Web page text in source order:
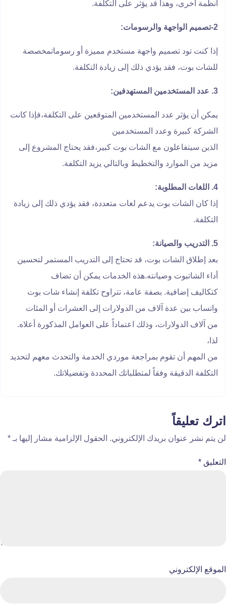
أنظمة أخرى، وهذا قد يؤثر على التكلفة.
2-تصميم الواجهة والرسومات:
إذا كنت تود تصميم واجهة مستخدم مميزة أو رسوماتمخصصة
للشات بوت، فقد يؤدي ذلك إلى زيادة التكلفة.
3. عدد المستخدمين المستهدفين:
يمكن أن يؤثر عدد المستخدمين المتوقعين على التكلفة،فإذا كانت
الشركة كبيرة وعدد المستخدمين
الذين سيتفاعلون مع الشات بوت كبير،فقد يحتاج المشروع إلى
مزيد من الموارد والتخطيط وبالتالي يزيد التكلفة.
4. اللغات المطلوبة:
إذا كان الشات بوت يدعم لغات متعددة، فقد يؤدي ذلك إلى زيادة
التكلفة.
5. التدريب والصيانة:
بعد إطلاق الشات بوت، قد تحتاج إلى التدريب المستمر لتحسين
أداء الشاتبوت وصيانته.هذه الخدمات يمكن أن تضاف
كتكاليف إضافية. بصفة عامة، تتراوح تكلفة إنشاء شات بوت
واتساب بين عدة آلاف من الدولارات إلى العشرات أو المئات
من آلاف الدولارات، وذلك اعتماداً على العوامل المذكورة أعلاه.
لذا،
من المهم أن تقوم بمراجعة موردي الخدمة والتحدث معهم لتحديد
التكلفة الدقيقة وفقاً لمتطلباتك المحددة وتفضيلاتك.
اترك تعليقاً
لن يتم نشر عنوان بريدك الإلكتروني. الحقول الإلزامية مشار إليها بـ *
التعليق *
الموقع الإلكتروني